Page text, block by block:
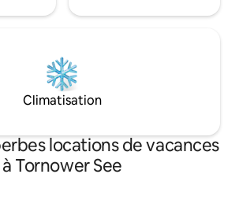
Climatisation
locations de vacances
à Tornower See